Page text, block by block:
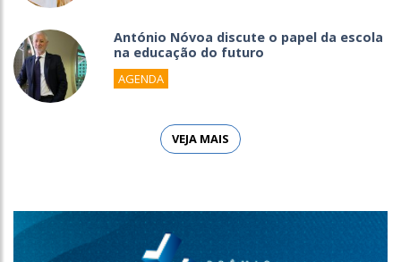
António Nóvoa discute o papel da escola
na educação do futuro
AGENDA
VEJA MAIS